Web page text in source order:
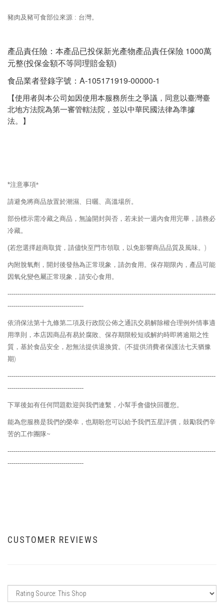
豬肉及豬可食部位來源 : 台灣。
產品責任險：本產品已投保新光產物產品責任保險 1000萬
元整(投保金額不等同理賠金額)
食品業者登錄字號：A-105171919-00000-1
【使用者與本公司如因使用本服務所生之爭議，同意以臺灣臺
北地方法院為第一審管轄法院，並以中華民國法律為準據
法。】
*注意事項*
請避免將商品放置於潮濕、日曬、高溫場所。
部份標示需冷藏之商品，無論開封與否，若未於一週內食用完畢，請務必
冷藏。
(若您選擇超商取貨，請儘快至門市領取，以免影響商品品質及風味。 )
內附脫氧劑，開封後發熱為正常現象，請勿食用。保存期限內，產品可能
因氧化變色屬正常現象，請安心食用。
--------------------------------------------------------------------------------------------------------
--------------------------------------
依消保法第十九條第二項及行政院公佈之通訊交易解除權合理例外情事適
用準則，本店因商品有易於腐敗、保存期限較短或解約時即將逾期之性
質，基於食品安全，恕無法提供退換貨。 (不提供消費者保護法七天猶豫
期)
--------------------------------------------------------------------------------------------------------
--------------------------------------
下單後如有任何問題歡迎與我們連繫，小幫手會儘快回覆您。
能為您服務是我們的榮幸，也期盼您可以給予我們五星評價，鼓勵我們辛
苦的工作團隊~
--------------------------------------------------------------------------------------------------------
--------------------------------------
CUSTOMER REVIEWS